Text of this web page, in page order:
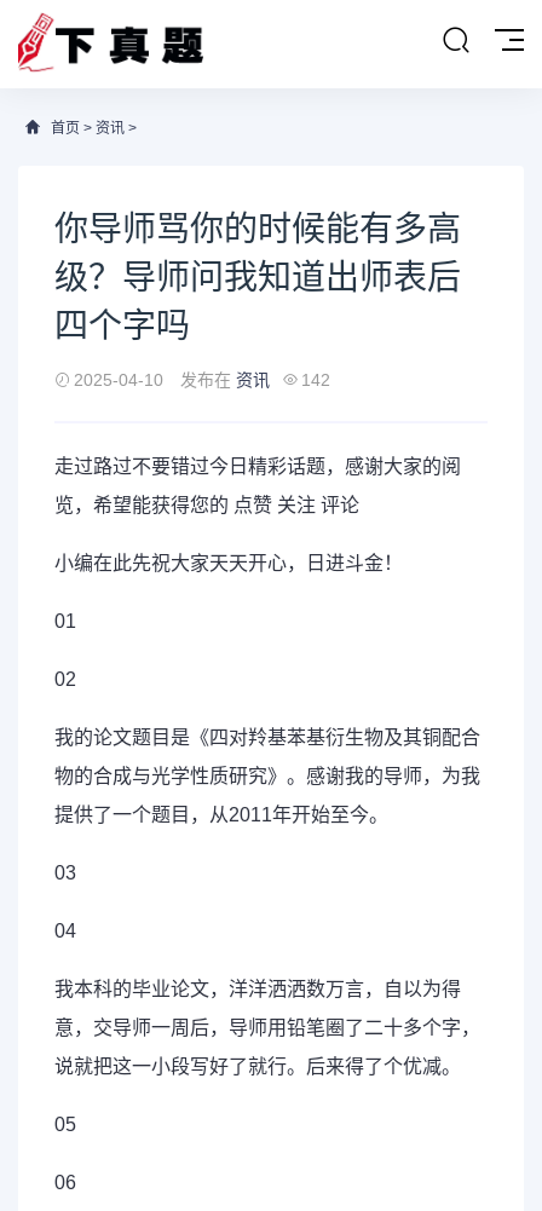
首页 > 资讯 >
你导师骂你的时候能有多高
级？导师问我知道出师表后
四个字吗
2025-04-10 发布在 资讯 142
走过路过不要错过今日精彩话题，感谢大家的阅
览，希望能获得您的 点赞 关注 评论
小编在此先祝大家天天开心，日进斗金！
01
02
我的论文题目是《四对羚基苯基衍生物及其铜配合
物的合成与光学性质研究》。感谢我的导师，为我
提供了一个题目，从2011年开始至今。
03
04
我本科的毕业论文，洋洋洒洒数万言，自以为得
意，交导师一周后，导师用铅笔圈了二十多个字，
说就把这一小段写好了就行。后来得了个优减。
05
06